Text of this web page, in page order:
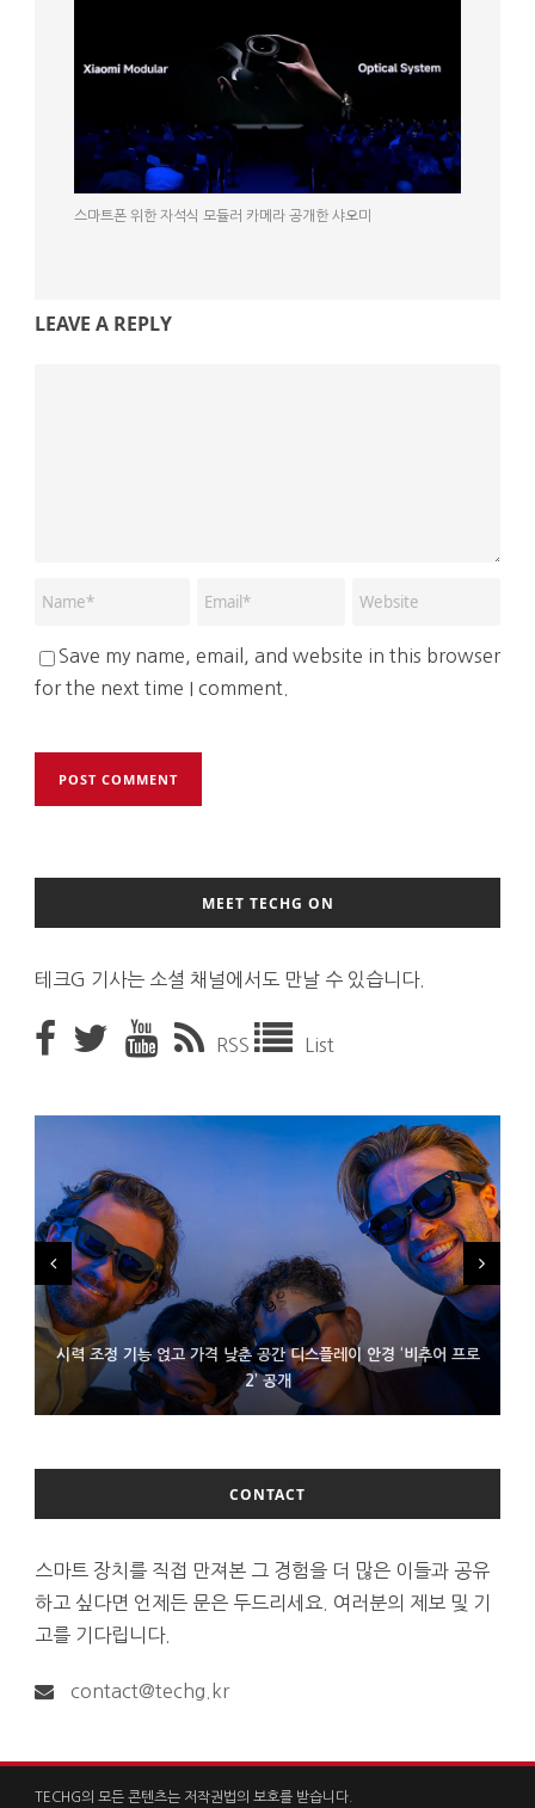
스마트폰 위한 자석식 모듈러 카메라 공개한 샤오미
LEAVE A REPLY
Save my name, email, and website in this browser
for the next time I comment.
MEET TECHG ON
테크G 기사는 소셜 채널에서도 만날 수 있습니다.
RSS List
시력 조정 기능 얹고 가격 낮춘 공간 디스플레이 안경 ‘비추어 프로
2’ 공개
D램 부족에 10억달러어치 아이폰18 프로세서 패키징 대기 중
300~400달러 반지형 스피커 준비하는 오픈AI
CONTACT
스마트 장치를 직접 만져본 그 경험을 더 많은 이들과 공유
하고 싶다면 언제든 문은 두드리세요. 여러분의 제보 및 기
고를 기다립니다.
contact@techg.kr
TECHG의 모든 콘텐츠는 저작권법의 보호를 받습니다.